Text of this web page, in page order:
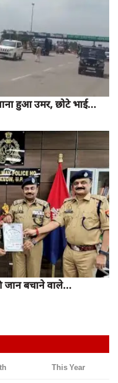
हुआ उमर, छोटे भाई...
जान बचाने वाले...
This Year